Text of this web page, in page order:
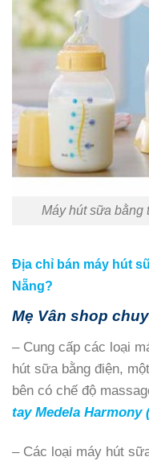
Máy hút sữa bằng
Địa chỉ bán máy hút
Nẵng?
Mẹ Vân shop
– Cung cấp các loại
hút sữa bằng điện,
bên có chế độ
tay Medela Harmony
– Các loại máy hút